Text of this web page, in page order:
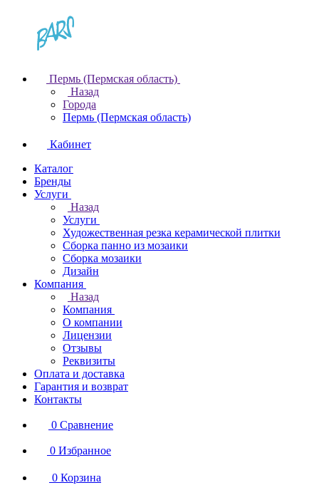
Пермь (Пермская область)
Назад
Города
Пермь (Пермская область)
Кабинет
Каталог
Бренды
Услуги
Назад
Услуги
Художественная резка керамической плитки
Сборка панно из мозаики
Сборка мозаики
Дизайн
Компания
Назад
Компания
О компании
Лицензии
Отзывы
Реквизиты
Оплата и доставка
Гарантия и возврат
Контакты
0 Сравнение
0 Избранное
0 Корзина